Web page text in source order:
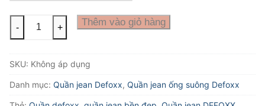
jean
xanh
sáng
- + Thêm vào giỏ hàng
SKU: Không áp dụng
Danh mục: Quần jean Defoxx, Quần jean ống suông Defoxx